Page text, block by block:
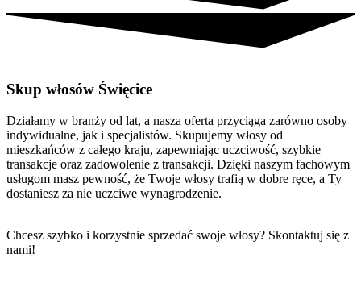
Skup włosów Święcice
Działamy w branży od lat, a nasza oferta przyciąga zarówno osoby
indywidualne, jak i specjalistów. Skupujemy włosy od
mieszkańców z całego kraju, zapewniając uczciwość, szybkie
transakcje oraz zadowolenie z transakcji. Dzięki naszym fachowym
usługom masz pewność, że Twoje włosy trafią w dobre ręce, a Ty
dostaniesz za nie uczciwe wynagrodzenie.
Chcesz szybko i korzystnie sprzedać swoje włosy? Skontaktuj się z
nami!